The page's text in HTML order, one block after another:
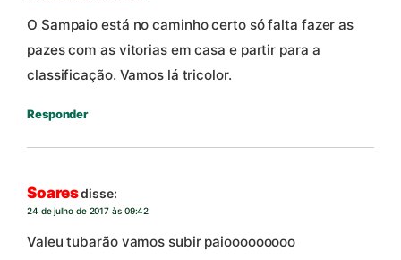
O Sampaio está no caminho certo só falta fazer as
pazes com as vitorias em casa e partir para a
classificação. Vamos lá tricolor.
Responder
Soaresdisse:
24 de julho de 2017 às 09:42
Valeu tubarão vamos subir paiooooooooo